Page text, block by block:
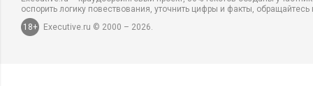
оспорить логику повествования, уточнить цифры и факты,
18+
Executive.ru © 2000 – 2026.